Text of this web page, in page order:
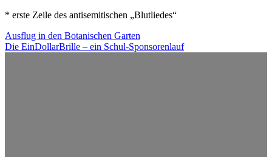
* erste Zeile des antisemitischen „Blutliedes“
Beitragsnavigation
Ausflug in den Botanischen Garten
Die EinDollarBrille – ein Schul-Sponsorenlauf